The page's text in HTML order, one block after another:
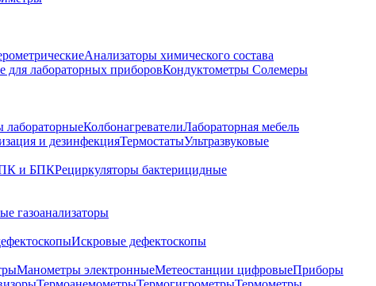
Анализаторы химического состава
лабораторных приборовКондуктометры Солемеры
лабораторныеКолбонагревателиЛабораторная мебель
и дезинфекцияТермостатыУльтразвуковые
и БПКРециркуляторы бактерицидные
газоанализаторы
Искровые дефектоскопы
Манометры электронныеМетеостанции цифровыеПриборы